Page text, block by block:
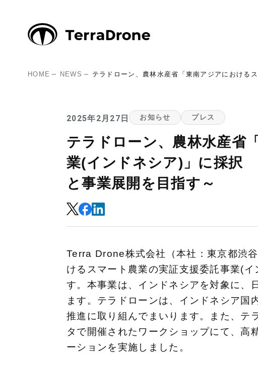
HOME NEWS テラドローン、農林水産省「東南アジアにおける
2025年2月27日 お知らせ プレス
テラドローン、農林水産省
業(インドネシア)」に採択
と事業展開を目指す～
Terra Drone株式会社（本社：東京都渋
けるスマート農業の実証支援委託事業(
す。本事業は、インドネシアを対象に、
ます。テラドローンは、インドネシア
推進に取り組んでまいります。また、テ
タで開催されたワークショップにて、高
ーションを実施しました。